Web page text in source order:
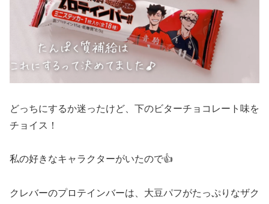
どっちにするか迷ったけど、下のビターチョコレート味を
チョイス！
私の好きなキャラクターがいたので👍
クレバーのプロテインバーは、大豆パフがたっぷりなザク